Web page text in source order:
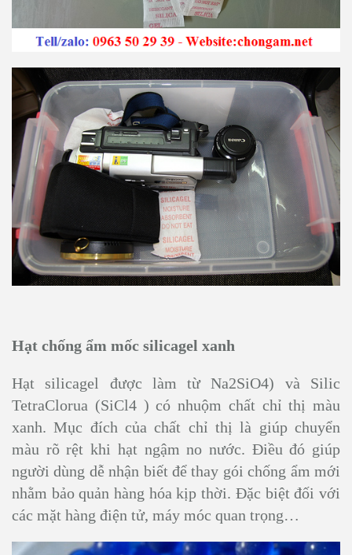
Hạt chống ẩm mốc silicagel xanh
Hạt silicagel được làm từ Na2SiO4) và Silic
TetraClorua (SiCl4 ) có nhuộm chất chỉ thị màu
xanh. Mục đích của chất chỉ thị là giúp chuyển
màu rõ rệt khi hạt ngậm no nước. Điều đó giúp
người dùng dễ nhận biết để thay gói chống ẩm mới
nhằm bảo quản hàng hóa kịp thời. Đặc biệt đối với
các mặt hàng điện tử, máy móc quan trọng…